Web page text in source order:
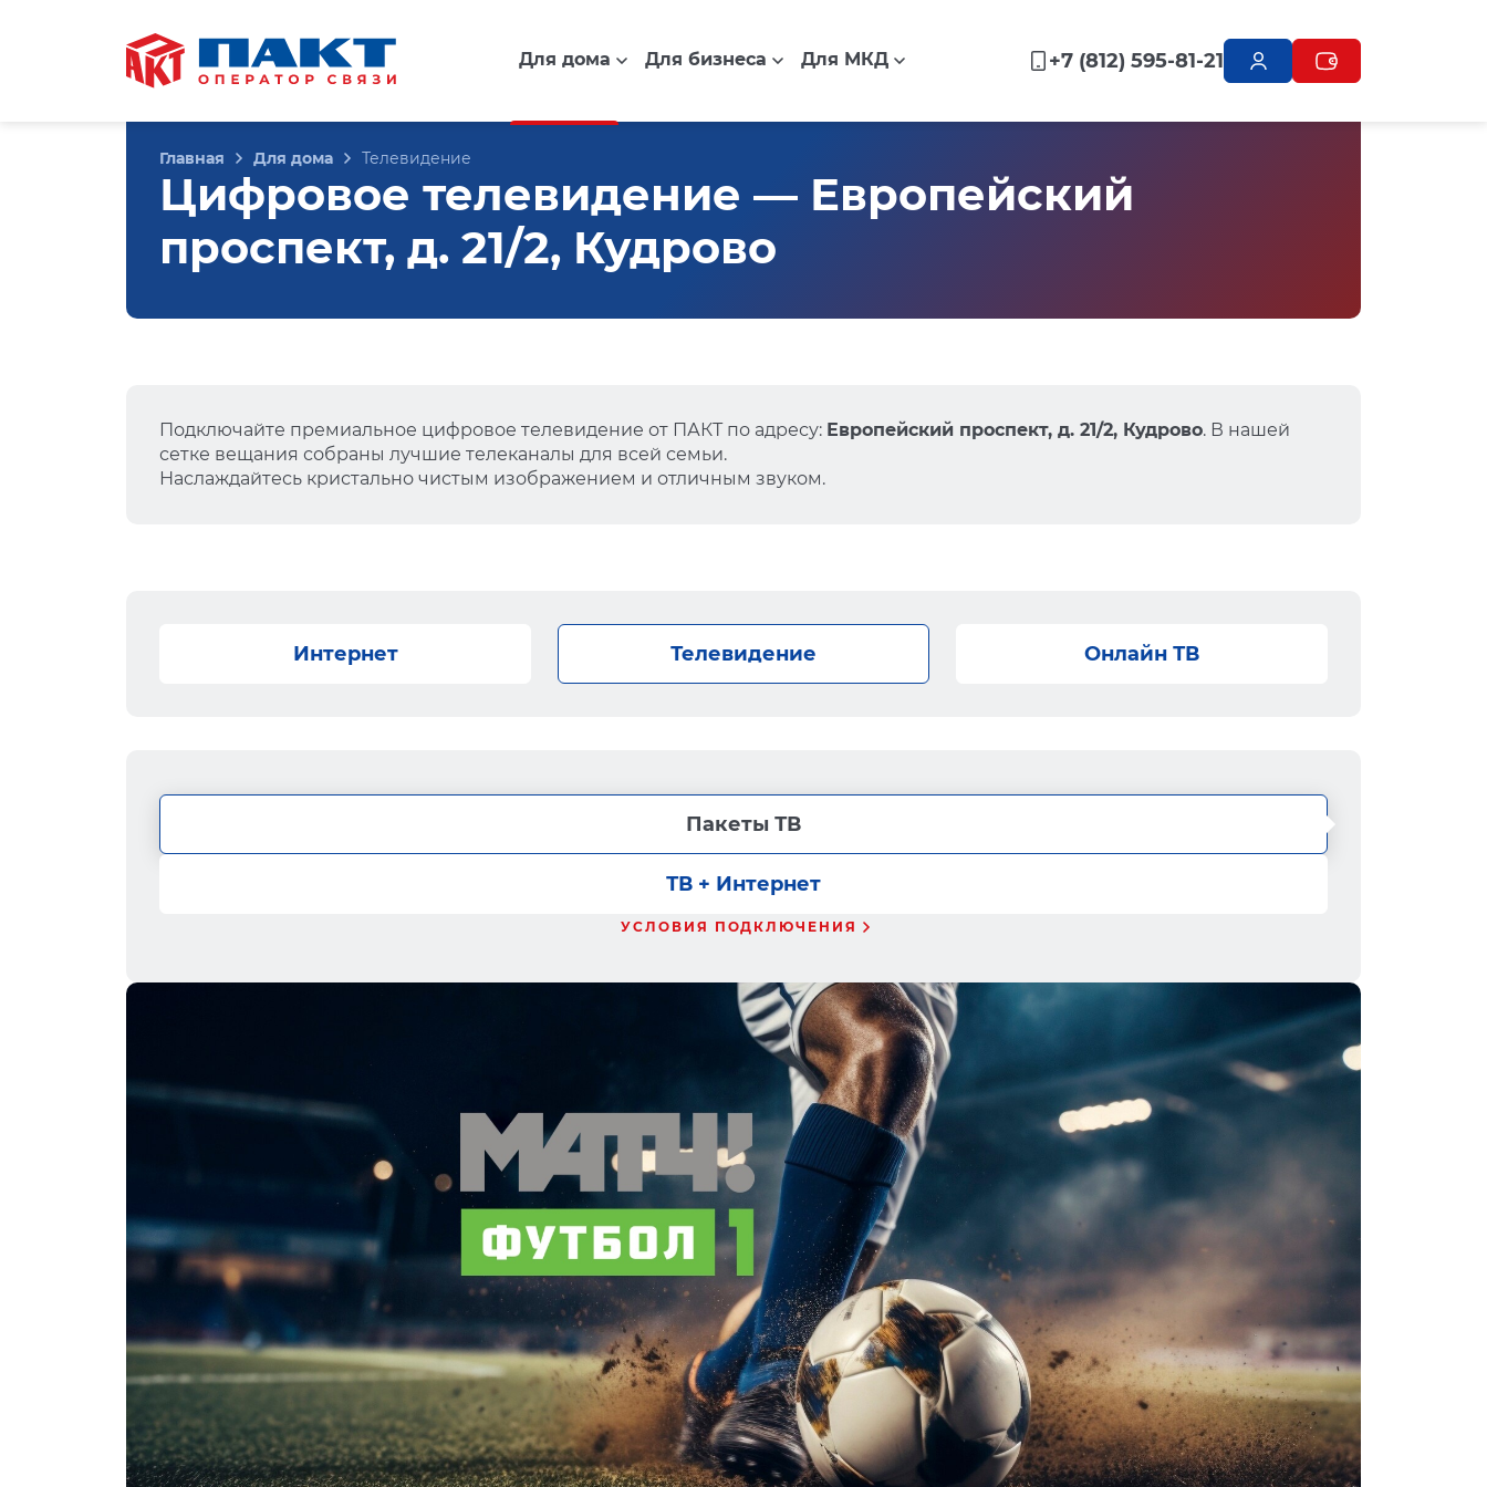
Для дома Для бизнеса Для МКД +7 (812) 595-81-21
Главная Для дома Телевидение
Цифровое телевидение — Европейский
проспект, д. 21/2, Кудрово
Подключайте премиальное цифровое телевидение от ПАКТ по адресу: Европейский проспект, д. 21/2, Кудрово. В нашей
сетке вещания собраны лучшие телеканалы для всей семьи.
Наслаждайтесь кристально чистым изображением и отличным звуком.
Интернет Телевидение Онлайн ТВ
Пакеты ТВ
ТВ + Интернет
УСЛОВИЯ ПОДКЛЮЧЕНИЯ